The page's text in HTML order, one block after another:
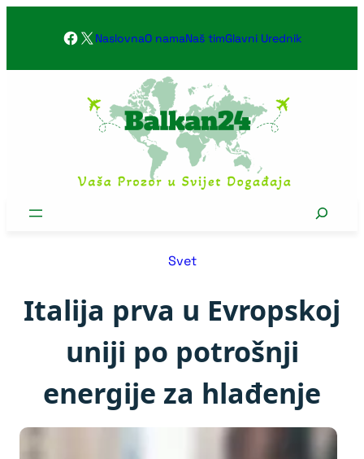
Facebook
X NaslovnaO namaNaš timGlavni Urednik
Search
Svet
Italija prva u Evropskoj
uniji po potrošnji
energije za hlađenje